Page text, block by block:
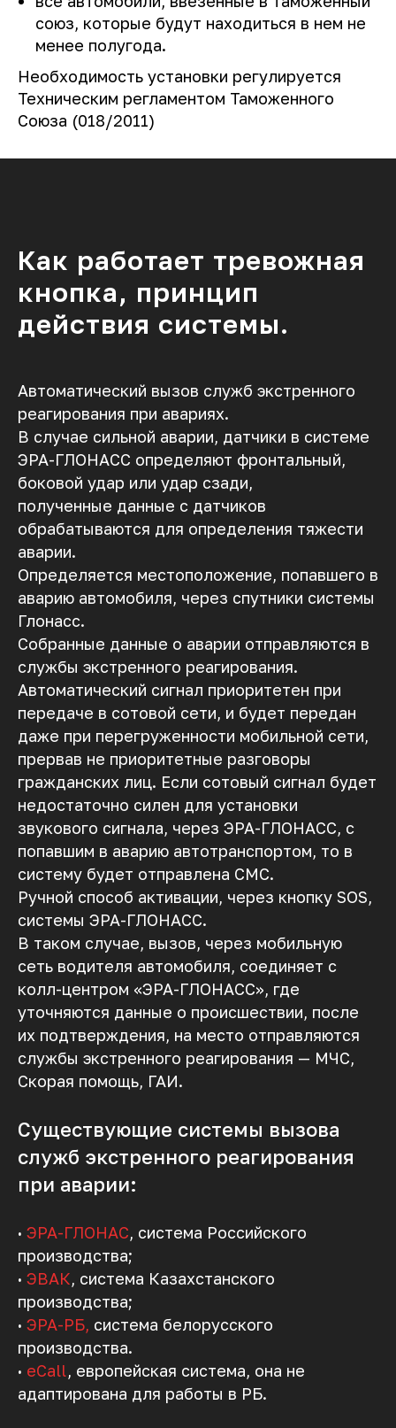
союз, которые будут находиться в нем не
менее полугода.
Необходимость установки регулируется
Техническим регламентом Таможенного
Союза (018/2011)
Как работает тревожная
кнопка, принцип
действия системы.
Автоматический вызов служб экстренного
реагирования при авариях.
В случае сильной аварии, датчики в системе
ЭРА-ГЛОНАСС определяют фронтальный,
боковой удар или удар сзади,
полученные данные с датчиков
обрабатываются для определения тяжести
аварии.
Определяется местоположение, попавшего в
аварию автомобиля, через спутники системы
Глонасс.
Собранные данные о аварии отправляются в
службы экстренного реагирования.
Автоматический сигнал приоритетен при
передаче в сотовой сети, и будет передан
даже при перегруженности мобильной сети,
прервав не приоритетные разговоры
гражданских лиц. Если сотовый сигнал будет
недостаточно силен для установки
звукового сигнала, через ЭРА-ГЛОНАСС, с
попавшим в аварию автотранспортом, то в
систему будет отправлена СМС.
Ручной способ активации, через кнопку SOS,
системы ЭРА-ГЛОНАСС.
В таком случае, вызов, через мобильную
сеть водителя автомобиля, соединяет с
колл-центром «ЭРА-ГЛОНАСС», где
уточняются данные о происшествии, после
их подтверждения, на место отправляются
службы экстренного реагирования — МЧС,
Скорая помощь, ГАИ.
Существующие системы вызова
служб экстренного реагирования
при аварии:
· ЭРА-ГЛОНАС, система Российского
производства;
· ЭВАК, система Казахстанского
производства;
· ЭРА-РБ, система белорусского
производства.
· eCall, европейская система, она не
адаптирована для работы в РБ.
КОНТАКТЫ